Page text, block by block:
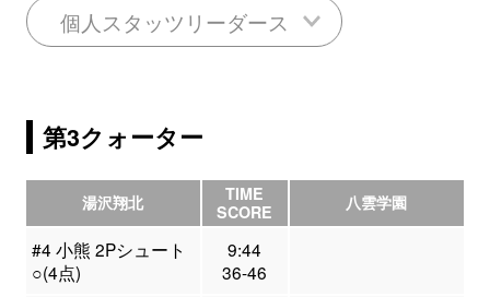
個人スタッツリーダース
第3クォーター
湯沢翔北
TIME
SCORE
八雲学園
#4 小熊 2Pシュート
○(4点)
9:44
36-46